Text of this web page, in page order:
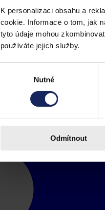
K personalizaci obsahu a
cookie. Informace o tom, jak
tyto údaje mohou
používáte jejich služby.
Nutné
Odmítnout